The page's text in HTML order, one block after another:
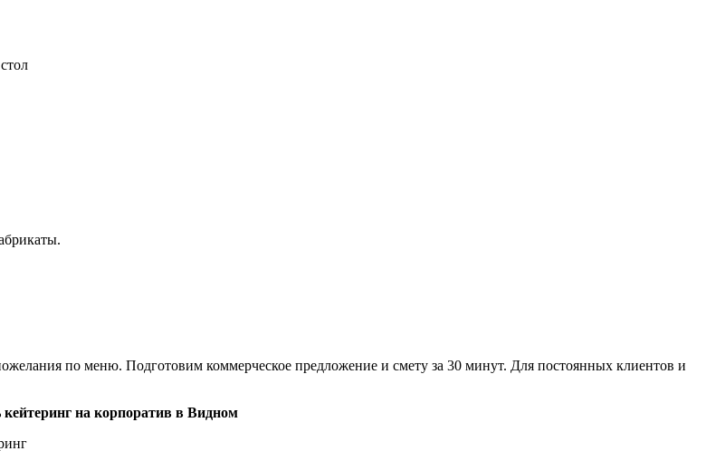
по меню. Подготовим коммерческое предложение и смету за 30 минут. Для постоянных клиентов и
кейтеринг на корпоратив в Видном